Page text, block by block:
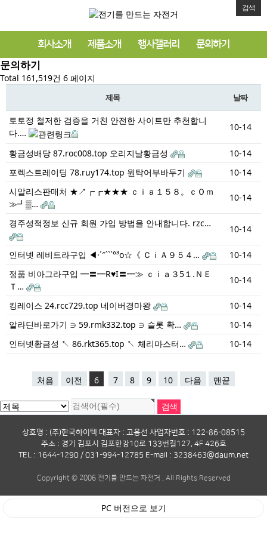
검색
회사소개 제품소개 행사갤러리 문의하기
문의하기
Total 161,519건 6 페이지
제목 날짜
토토정 철저한 검증을 거친 안전한 사이트만 추천합니
다.…
10-14
황금성배당 87.roc008.top 오리지날황금성
10-14
포렉스트레이딩 78.ruy174.top 원탁어부바두기
10-14
시알리스판매처 ★↗┏┏★★★ ｃｉａ１５８。ｃＯｍ
≫┛▒…
10-14
경주성적정보 신규 회원 가입 방법을 안내합니다. rzc…
10-14
인터넷 레비트라구입 ◀·´″```°³о☆《 ＣｉＡ９５４…
10-14
정품 비아그라구입 ━〓━R♥I〓━≫ ｃｉａ３5１.ＮＥ
Ｔ…
10-14
킹레이스 24.rcc729.top 네이버경마왕
10-14
알라딘바로가기 ∋ 59.rmk332.top ∋ 슬롯 확…
10-14
인터넷황금성 ↖ 86.rkt365.top ↖ 체리마스터…
10-14
처음 이전 6 7 8 9 10 다음 맨끝
상호명 : (주)한국하이텍 대표자 : 고용선 사업자번호 : 122-86-08515
주소 : 경기 김포시 김포한강10로 133번길127, 4F 426호
TEL : 1644-1290 / 031-994-12785 E-mail : 3238463@daum.net
Copyright © 2006 전기를 만드는 자전거 . All Rights Reserved
PC 버전으로 보기